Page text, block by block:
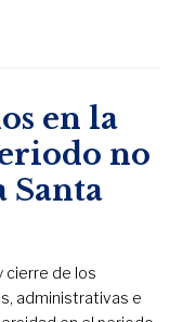
en la
no
Santa
cierre de los
administrativas e